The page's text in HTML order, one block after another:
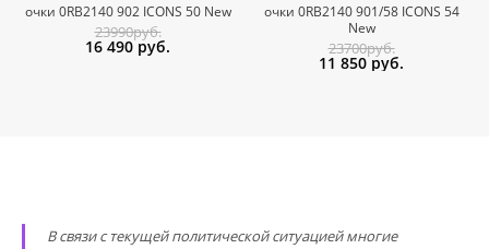
очки 0RB2140 902 ICONS 50 New
23990руб.
16 490 руб.
очки 0RB2140 901/58 ICONS 54
New
23700руб.
11 850 руб.
В связи с текущей политической ситуацией многие